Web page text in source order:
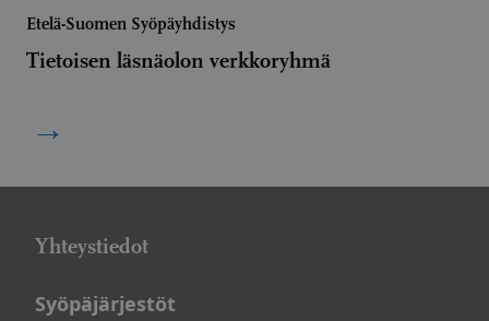
Etelä-Suomen Syöpäyhdistys
Tietoisen läsnäolon verkkoryhmä
→
Yhteystiedot
Syöpäjärjestöt